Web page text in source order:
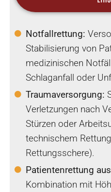
Notfallrettung:
Stabilisierung von
medizinischen
Schlaganfall oder
Traumaversorgung:
Verletzungen nach
Stürzen oder
technischem
Rettungsschere).
Patientenrettung
Kombination mit